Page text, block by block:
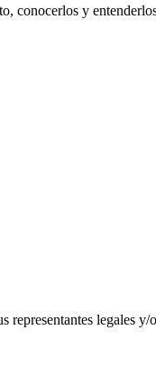
conocerlos y
representantes legales y/